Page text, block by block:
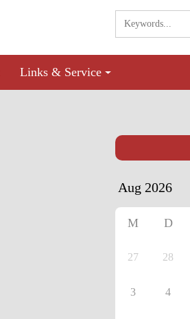
Links & Service
M D
27 28
3 4